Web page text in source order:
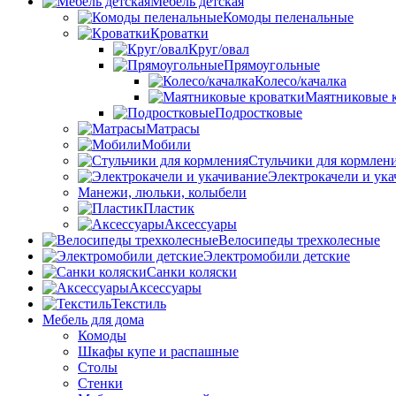
Комоды пеленальные
Кроватки
Круг/овал
Прямоугольные
Колесо/качалка
Маятниковые
Подростковые
Матрасы
Мобили
Стульчики для
Электрокачели и
Манежи, люльки, колыбели
Пластик
Аксессуары
Велосипеды трехколесные
Электромобили детские
Санки коляски
Аксессуары
Текстиль
Мебель для дома
Комоды
Шкафы купе и распашные
Столы
Стенки